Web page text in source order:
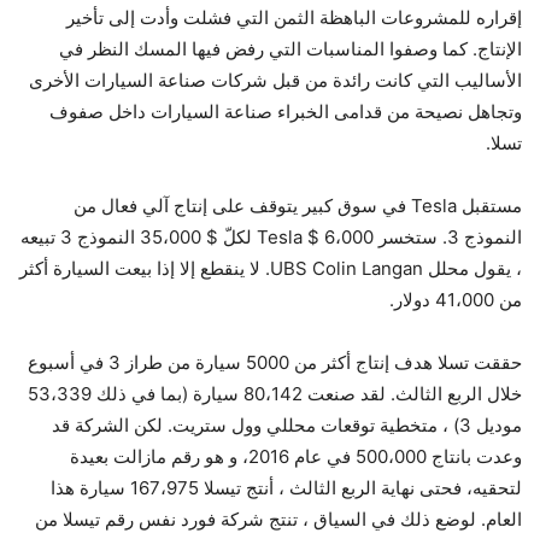
إقراره للمشروعات الباهظة الثمن التي فشلت وأدت إلى تأخير
الإنتاج. كما وصفوا المناسبات التي رفض فيها المسك النظر في
الأساليب التي كانت رائدة من قبل شركات صناعة السيارات الأخرى
وتجاهل نصيحة من قدامى الخبراء صناعة السيارات داخل صفوف
تسلا.
مستقبل Tesla في سوق كبير يتوقف على إنتاج آلي فعال من
النموذج 3. ستخسر Tesla $ 6،000 لكلّ $ 35،000 النموذج 3 تبيعه
، يقول محلل UBS Colin Langan. لا ينقطع إلا إذا بيعت السيارة أكثر
من 41،000 دولار.
حققت تسلا هدف إنتاج أكثر من 5000 سيارة من طراز 3 في أسبوع
خلال الربع الثالث. لقد صنعت 80،142 سيارة (بما في ذلك 53،339
موديل 3) ، متخطية توقعات محللي وول ستريت. لكن الشركة قد
وعدت بانتاج 500،000 في عام 2016، و هو رقم مازالت بعيدة
لتحقيه، فحتى نهاية الربع الثالث ، أنتج تيسلا 167،975 سيارة هذا
العام. لوضع ذلك في السياق ، تنتج شركة فورد نفس رقم تيسلا من